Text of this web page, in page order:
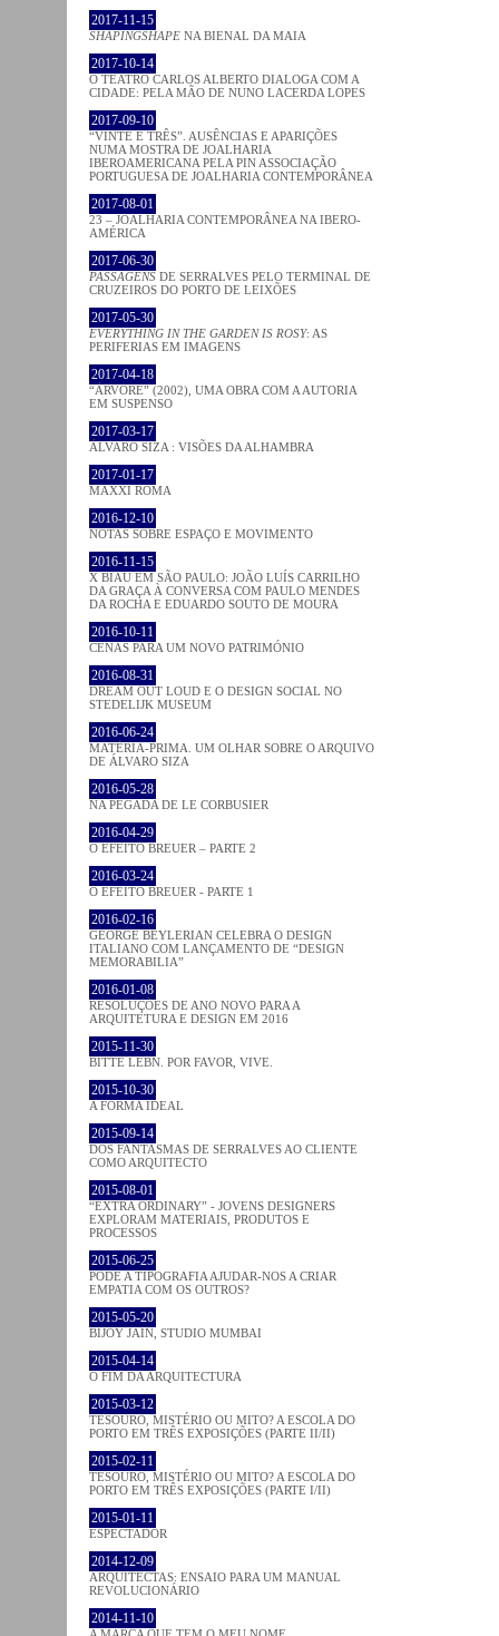
2017-11-15
SHAPINGSHAPE NA BIENAL DA MAIA
2017-10-14
O TEATRO CARLOS ALBERTO DIALOGA COM A
CIDADE: PELA MÃO DE NUNO LACERDA LOPES
2017-09-10
“VINTE E TRÊS”. AUSÊNCIAS E APARIÇÕES
NUMA MOSTRA DE JOALHARIA
IBEROAMERICANA PELA PIN ASSOCIAÇÃO
PORTUGUESA DE JOALHARIA CONTEMPORÂNEA
2017-08-01
23 – JOALHARIA CONTEMPORÂNEA NA IBERO-
AMÉRICA
2017-06-30
PASSAGENS DE SERRALVES PELO TERMINAL DE
CRUZEIROS DO PORTO DE LEIXÕES
2017-05-30
EVERYTHING IN THE GARDEN IS ROSY: AS
PERIFERIAS EM IMAGENS
2017-04-18
“ÁRVORE” (2002), UMA OBRA COM A AUTORIA
EM SUSPENSO
2017-03-17
ÁLVARO SIZA : VISÕES DA ALHAMBRA
2017-01-17
MAXXI ROMA
2016-12-10
NOTAS SOBRE ESPAÇO E MOVIMENTO
2016-11-15
X BIAU EM SÃO PAULO: JOÃO LUÍS CARRILHO
DA GRAÇA À CONVERSA COM PAULO MENDES
DA ROCHA E EDUARDO SOUTO DE MOURA
2016-10-11
CENAS PARA UM NOVO PATRIMÓNIO
2016-08-31
DREAM OUT LOUD E O DESIGN SOCIAL NO
STEDELIJK MUSEUM
2016-06-24
MATÉRIA-PRIMA. UM OLHAR SOBRE O ARQUIVO
DE ÁLVARO SIZA
2016-05-28
NA PEGADA DE LE CORBUSIER
2016-04-29
O EFEITO BREUER – PARTE 2
2016-03-24
O EFEITO BREUER - PARTE 1
2016-02-16
GEORGE BEYLERIAN CELEBRA O DESIGN
ITALIANO COM LANÇAMENTO DE “DESIGN
MEMORABILIA”
2016-01-08
RESOLUÇÕES DE ANO NOVO PARA A
ARQUITETURA E DESIGN EM 2016
2015-11-30
BITTE LEBN. POR FAVOR, VIVE.
2015-10-30
A FORMA IDEAL
2015-09-14
DOS FANTASMAS DE SERRALVES AO CLIENTE
COMO ARQUITECTO
2015-08-01
“EXTRA ORDINARY” - JOVENS DESIGNERS
EXPLORAM MATERIAIS, PRODUTOS E
PROCESSOS
2015-06-25
PODE A TIPOGRAFIA AJUDAR-NOS A CRIAR
EMPATIA COM OS OUTROS?
2015-05-20
BIJOY JAIN, STUDIO MUMBAI
2015-04-14
O FIM DA ARQUITECTURA
2015-03-12
TESOURO, MISTÉRIO OU MITO? A ESCOLA DO
PORTO EM TRÊS EXPOSIÇÕES (PARTE II/II)
2015-02-11
TESOURO, MISTÉRIO OU MITO? A ESCOLA DO
PORTO EM TRÊS EXPOSIÇÕES (PARTE I/II)
2015-01-11
ESPECTADOR
2014-12-09
ARQUITECTAS: ENSAIO PARA UM MANUAL
REVOLUCIONÁRIO
2014-11-10